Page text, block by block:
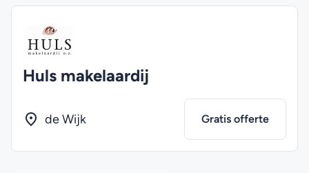
Huls makelaardij
de Wijk Gratis offerte